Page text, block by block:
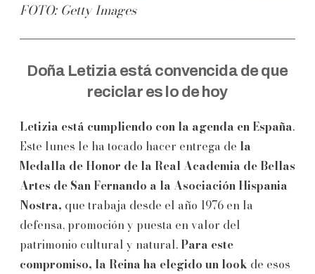
FOTO: Getty Images
Doña Letizia está convencida de que
reciclar es lo de hoy
Letizia está cumpliendo con la agenda en España.
Este lunes le ha tocado hacer entrega de la
Medalla de Honor de la Real Academia de Bellas
Artes de San Fernando a la Asociación Hispania
Nostra, que trabaja desde el año 1976 en la
defensa, promoción y puesta en valor del
patrimonio cultural y natural. Para este
compromiso, la Reina ha elegido un look de esos